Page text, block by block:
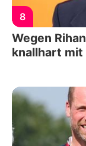
8
Wegen
knallhart mit